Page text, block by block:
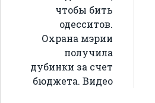
чтобы бить
одесситов.
Охрана мэрии
получила
дубинки за счет
бюджета. Видео